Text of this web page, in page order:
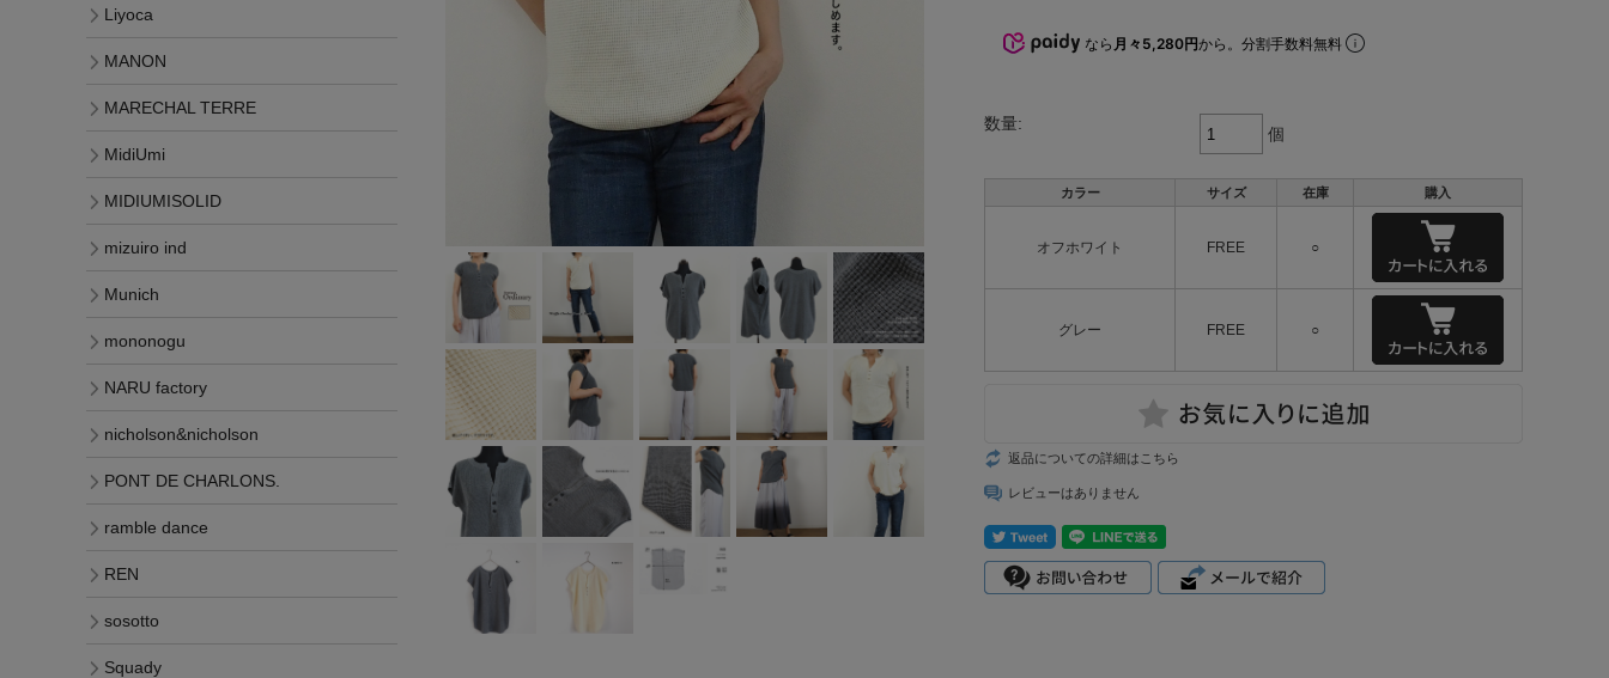
Liyoca
MANON
MARECHAL
MidiUmi
MIDIUMISOL
ID
mizuiro ind
mononogu
Munic
なら 月々5,280円から。分割手数料無料
数量:
個
カラー サイズ 在庫 購入
オフホワイト FREE ○
グレー FREE ○
返品についての詳細はこちら
レビューはありません
Liyoca
MANON
MARECHAL TERRE
MidiUmi
MIDIUMISOLID
mizuiro ind
Munich
mononogu
NARU factory
nicholson&nicholson
PONT DE CHARLONS.
ramble dance
REN
sosotto
Squady